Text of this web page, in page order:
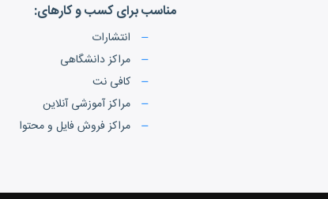
مناسب برای کسب و کارهای:
انتشارات
مراکز دانشگاهی
کافی نت
مراکز آموزشی آنلاین
مراکز فروش فایل و محتوا